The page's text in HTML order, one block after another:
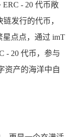
- 20 代币敞
发行的代币，
点点，通过 imT
- 20 代币，参与
资产的海洋中自